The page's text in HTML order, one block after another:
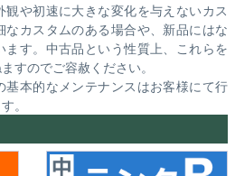
や初速に大きな変化を与えないカス
なカスタムのある場合や、新品にはな
す。中古品という性質上、これらを
すのでご容赦ください。
基本的なメンテナンスはお客様にて行
。